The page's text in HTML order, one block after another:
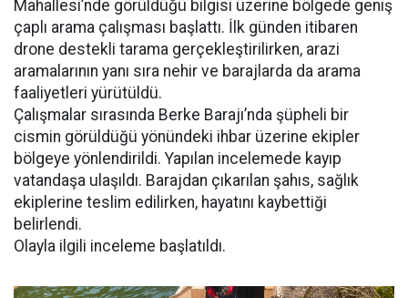
Mahallesi’nde görüldüğü bilgisi üzerine bölgede geniş
çaplı arama çalışması başlattı. İlk günden itibaren
drone destekli tarama gerçekleştirilirken, arazi
aramalarının yanı sıra nehir ve barajlarda da arama
faaliyetleri yürütüldü.
Çalışmalar sırasında Berke Barajı’nda şüpheli bir
cismin görüldüğü yönündeki ihbar üzerine ekipler
bölgeye yönlendirildi. Yapılan incelemede kayıp
vatandaşa ulaşıldı. Barajdan çıkarılan şahıs, sağlık
ekiplerine teslim edilirken, hayatını kaybettiği
belirlendi.
Olayla ilgili inceleme başlatıldı.